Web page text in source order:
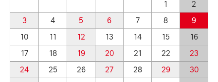
1
2
3
4 5 6 7 8
9
10
11 12 13 14 15
16
17
18 19 20 21 22
23
24
25 26 27 28 29
30